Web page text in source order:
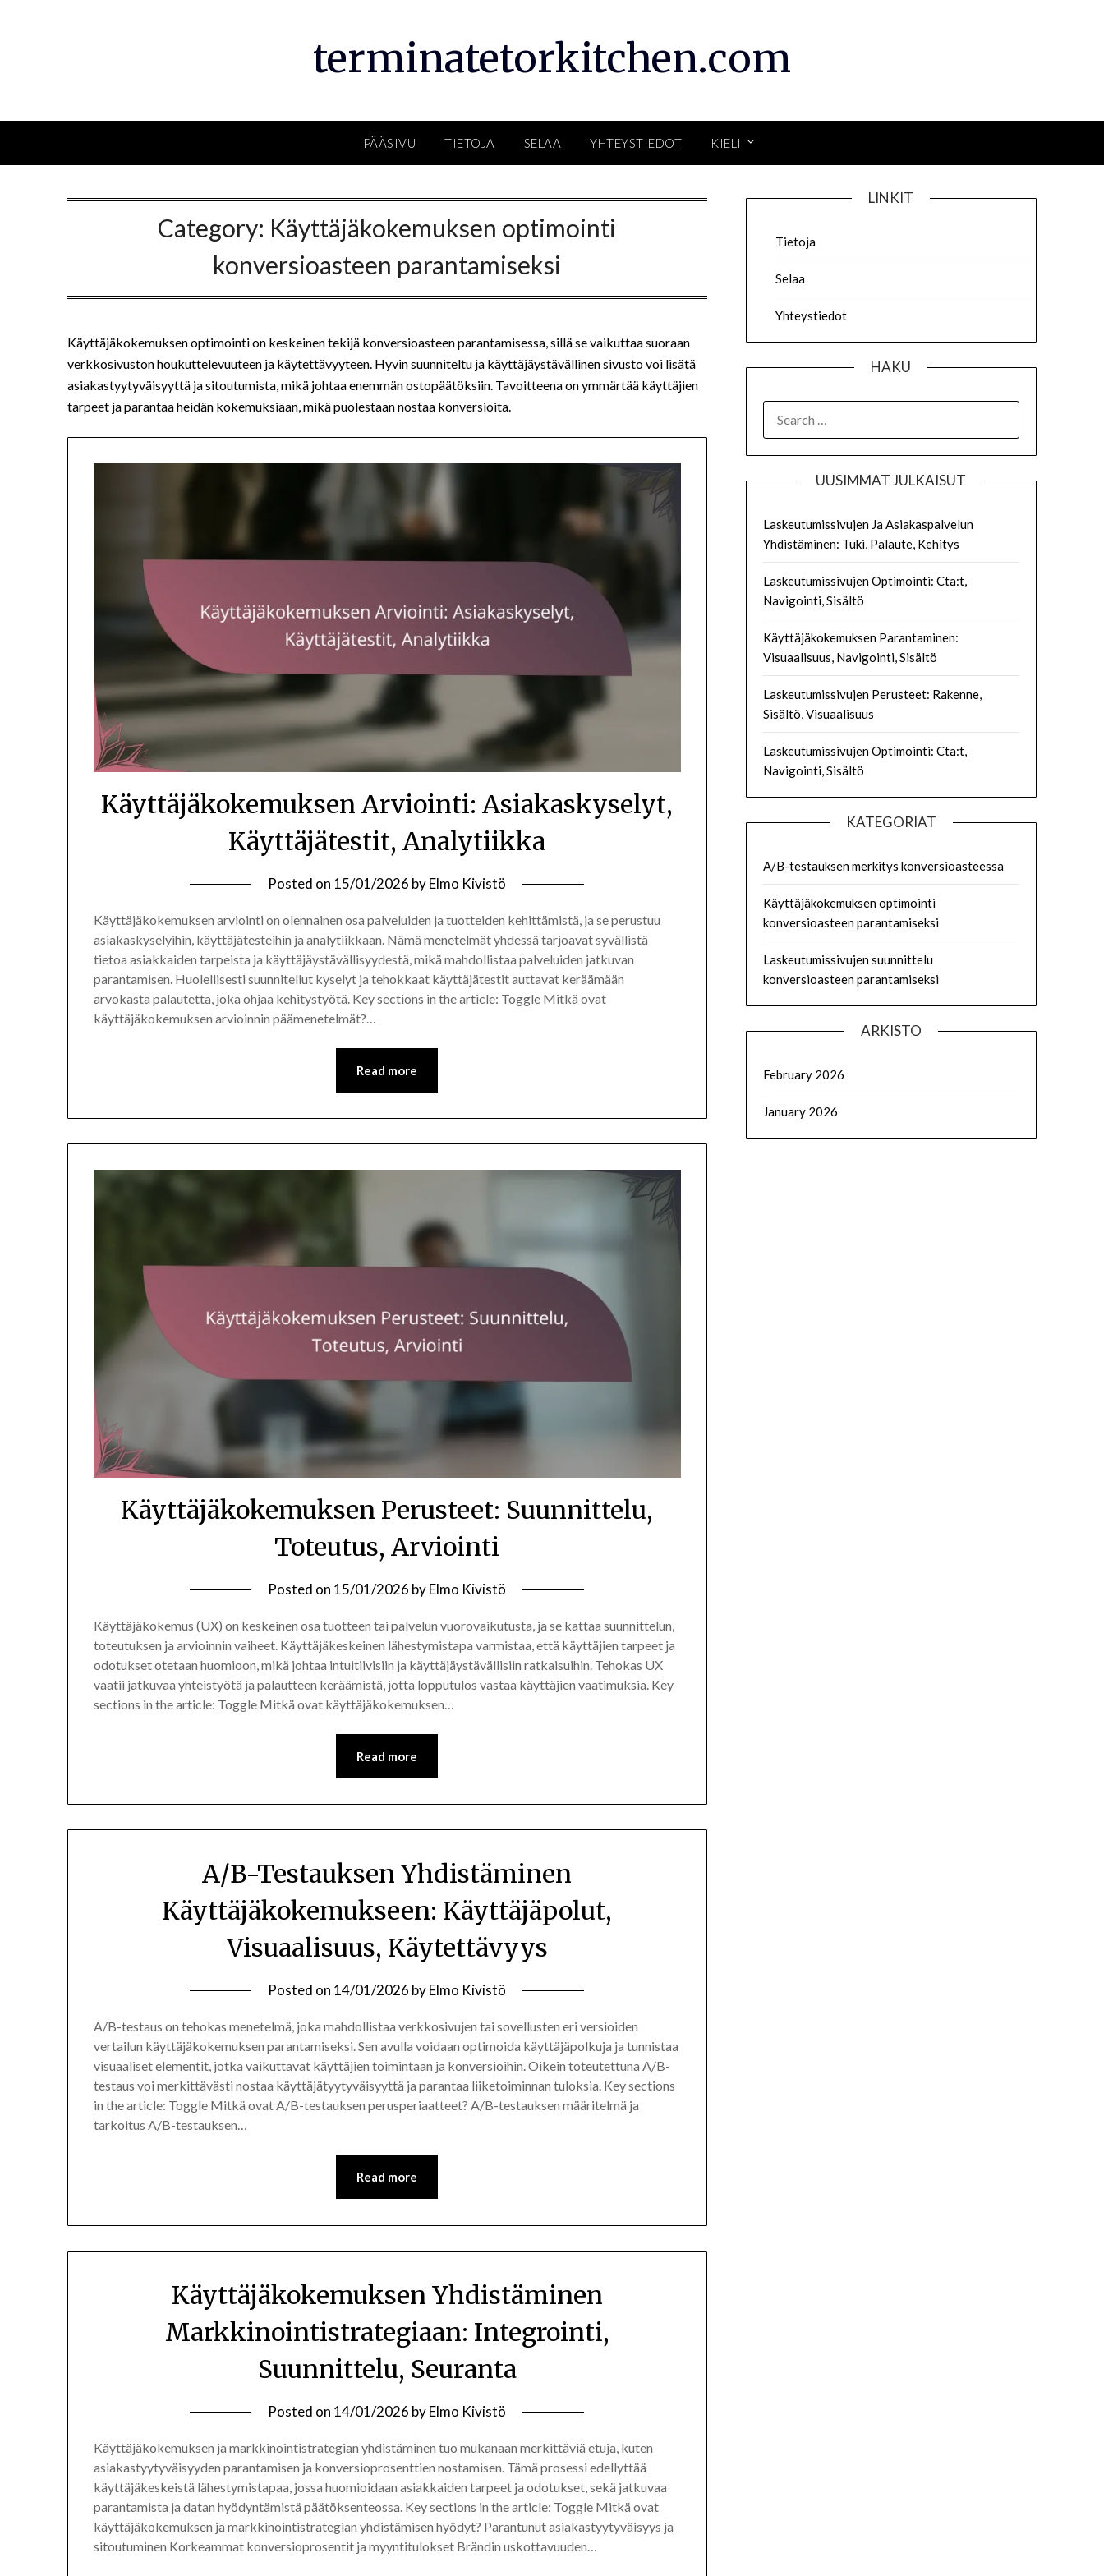
terminatetorkitchen.com
PÄÄSIVU TIETOJA SELAA YHTEYSTIEDOT KIELI
Category: Käyttäjäkokemuksen optimointi
konversioasteen parantamiseksi
Käyttäjäkokemuksen optimointi on keskeinen tekijä konversioasteen parantamisessa, sillä se vaikuttaa suoraan
verkkosivuston houkuttelevuuteen ja käytettävyyteen. Hyvin suunniteltu ja käyttäjäystävällinen sivusto voi lisätä
asiakastyytyväisyyttä ja sitoutumista, mikä johtaa enemmän ostopäätöksiin. Tavoitteena on ymmärtää käyttäjien
tarpeet ja parantaa heidän kokemuksiaan, mikä puolestaan nostaa konversioita.
Käyttäjäkokemuksen Arviointi: Asiakaskyselyt,
Käyttäjätestit, Analytiikka
Posted on 15/01/2026 byElmo Kivistö
Käyttäjäkokemuksen arviointi on olennainen osa palveluiden ja tuotteiden kehittämistä, ja se perustuu
asiakaskyselyihin, käyttäjätesteihin ja analytiikkaan. Nämä menetelmät yhdessä tarjoavat syvällistä
tietoa asiakkaiden tarpeista ja käyttäjäystävällisyydestä, mikä mahdollistaa palveluiden jatkuvan
parantamisen. Huolellisesti suunnitellut kyselyt ja tehokkaat käyttäjätestit auttavat keräämään
arvokasta palautetta, joka ohjaa kehitystyötä. Key sections in the article: Toggle Mitkä ovat
käyttäjäkokemuksen arvioinnin päämenetelmät?…
Read more
Käyttäjäkokemuksen Perusteet: Suunnittelu,
Toteutus, Arviointi
Posted on 15/01/2026 byElmo Kivistö
Käyttäjäkokemus (UX) on keskeinen osa tuotteen tai palvelun vuorovaikutusta, ja se kattaa suunnittelun,
toteutuksen ja arvioinnin vaiheet. Käyttäjäkeskeinen lähestymistapa varmistaa, että käyttäjien tarpeet ja
odotukset otetaan huomioon, mikä johtaa intuitiivisiin ja käyttäjäystävällisiin ratkaisuihin. Tehokas UX
vaatii jatkuvaa yhteistyötä ja palautteen keräämistä, jotta lopputulos vastaa käyttäjien vaatimuksia. Key
sections in the article: Toggle Mitkä ovat käyttäjäkokemuksen…
Read more
A/B-Testauksen Yhdistäminen
Käyttäjäkokemukseen: Käyttäjäpolut,
Visuaalisuus, Käytettävyys
Posted on 14/01/2026 byElmo Kivistö
A/B-testaus on tehokas menetelmä, joka mahdollistaa verkkosivujen tai sovellusten eri versioiden
vertailun käyttäjäkokemuksen parantamiseksi. Sen avulla voidaan optimoida käyttäjäpolkuja ja tunnistaa
visuaaliset elementit, jotka vaikuttavat käyttäjien toimintaan ja konversioihin. Oikein toteutettuna A/B-
testaus voi merkittävästi nostaa käyttäjätyytyväisyyttä ja parantaa liiketoiminnan tuloksia. Key sections
in the article: Toggle Mitkä ovat A/B-testauksen perusperiaatteet? A/B-testauksen määritelmä ja
tarkoitus A/B-testauksen…
Read more
Käyttäjäkokemuksen Yhdistäminen
Markkinointistrategiaan: Integrointi,
Suunnittelu, Seuranta
Posted on 14/01/2026 byElmo Kivistö
Käyttäjäkokemuksen ja markkinointistrategian yhdistäminen tuo mukanaan merkittäviä etuja, kuten
asiakastyytyväisyyden parantamisen ja konversioprosenttien nostamisen. Tämä prosessi edellyttää
käyttäjäkeskeistä lähestymistapaa, jossa huomioidaan asiakkaiden tarpeet ja odotukset, sekä jatkuvaa
parantamista ja datan hyödyntämistä päätöksenteossa. Key sections in the article: Toggle Mitkä ovat
käyttäjäkokemuksen ja markkinointistrategian yhdistämisen hyödyt? Parantunut asiakastyytyväisyys ja
sitoutuminen Korkeammat konversioprosentit ja myyntitulokset Brändin uskottavuuden…
LINKIT
Tietoja
Selaa
Yhteystiedot
HAKU
FOR:
UUSIMMAT JULKAISUT
Laskeutumissivujen Ja Asiakaspalvelun
Yhdistäminen: Tuki, Palaute, Kehitys
Laskeutumissivujen Optimointi: Cta:t,
Navigointi, Sisältö
Käyttäjäkokemuksen Parantaminen:
Visuaalisuus, Navigointi, Sisältö
Laskeutumissivujen Perusteet: Rakenne,
Sisältö, Visuaalisuus
Laskeutumissivujen Optimointi: Cta:t,
Navigointi, Sisältö
KATEGORIAT
A/B-testauksen merkitys konversioasteessa
Käyttäjäkokemuksen optimointi
konversioasteen parantamiseksi
Laskeutumissivujen suunnittelu
konversioasteen parantamiseksi
ARKISTO
February 2026
January 2026